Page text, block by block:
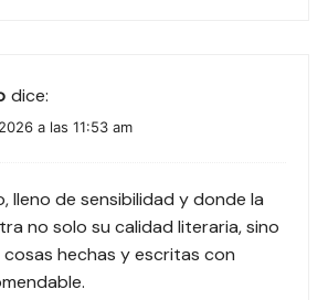
dice:
a las 11:53 am
lleno de sensibilidad y donde la
no solo su calidad literaria, sino
hechas y escritas con